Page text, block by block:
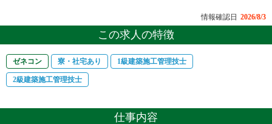
情報確認日 2026/8/3
この求人の特徴
ゼネコン 寮・社宅あり 1級建築施工管理技士
2級建築施工管理技士
仕事内容